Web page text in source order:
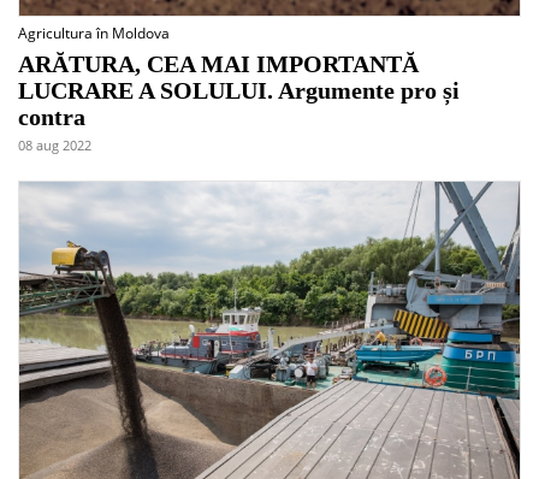
Agricultura în Moldova
ARĂTURA, CEA MAI IMPORTANTĂ
LUCRARE A SOLULUI. Argumente pro și
contra
08 aug 2022